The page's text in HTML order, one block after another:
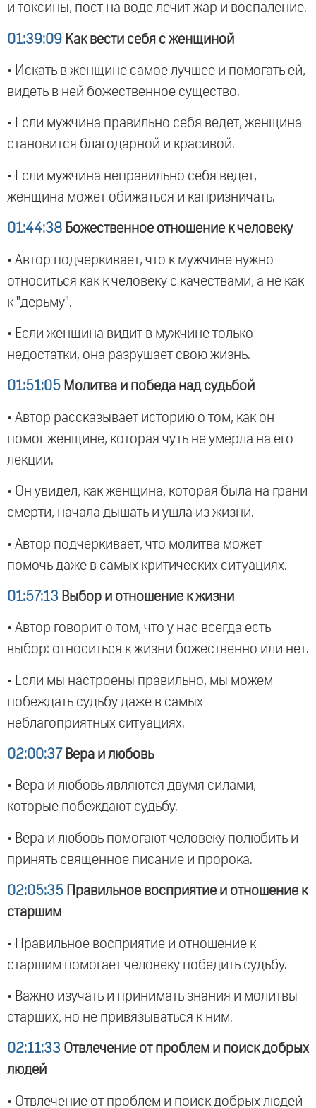
и токсины, пост на воде лечит жар и воспаление.
01:39:09 Как вести себя с женщиной
• Искать в женщине самое лучшее и помогать ей,
видеть в ней божественное существо.
• Если мужчина правильно себя ведет, женщина
становится благодарной и красивой.
• Если мужчина неправильно себя ведет,
женщина может обижаться и капризничать.
01:44:38 Божественное отношение к человеку
• Автор подчеркивает, что к мужчине нужно
относиться как к человеку с качествами, а не как
к "дерьму".
• Если женщина видит в мужчине только
недостатки, она разрушает свою жизнь.
01:51:05 Молитва и победа над судьбой
• Автор рассказывает историю о том, как он
помог женщине, которая чуть не умерла на его
лекции.
• Он увидел, как женщина, которая была на грани
смерти, начала дышать и ушла из жизни.
• Автор подчеркивает, что молитва может
помочь даже в самых критических ситуациях.
01:57:13 Выбор и отношение к жизни
• Автор говорит о том, что у нас всегда есть
выбор: относиться к жизни божественно или нет.
• Если мы настроены правильно, мы можем
побеждать судьбу даже в самых
неблагоприятных ситуациях.
02:00:37 Вера и любовь
• Вера и любовь являются двумя силами,
которые побеждают судьбу.
• Вера и любовь помогают человеку полюбить и
принять священное писание и пророка.
02:05:35 Правильное восприятие и отношение к
старшим
• Правильное восприятие и отношение к
старшим помогает человеку победить судьбу.
• Важно изучать и принимать знания и молитвы
старших, но не привязываться к ним.
02:11:33 Отвлечение от проблем и поиск добрых
людей
• Отвлечение от проблем и поиск добрых людей